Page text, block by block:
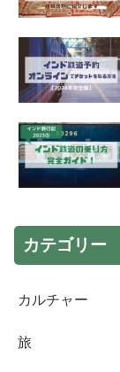
カテゴリー
カルチャー
旅